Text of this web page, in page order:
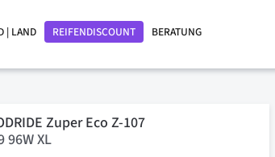
| LAND REIFENDISCOUNT BERATUNG
Zuper Eco Z-107
96W XL